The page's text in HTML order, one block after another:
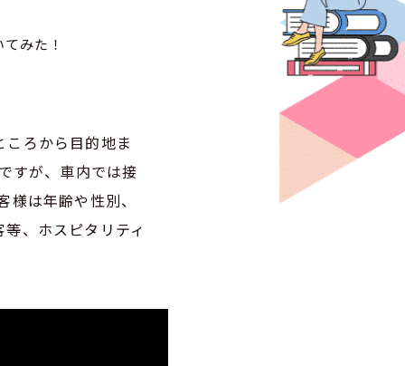
みた！
ろから目的地ま
すが、車内では接
は年齢や性別、
、ホスピタリティ